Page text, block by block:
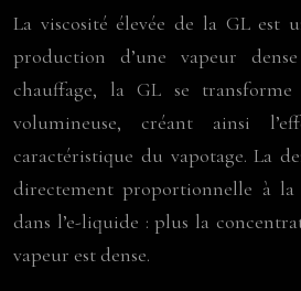
La viscosité élevée de la GL est
production d’une vapeur
chauffage, la GL se
volumineuse, créant ainsi
caractéristique du vapotage. La
directement proportionnelle à
dans l’e-liquide : plus la
vapeur est dense.